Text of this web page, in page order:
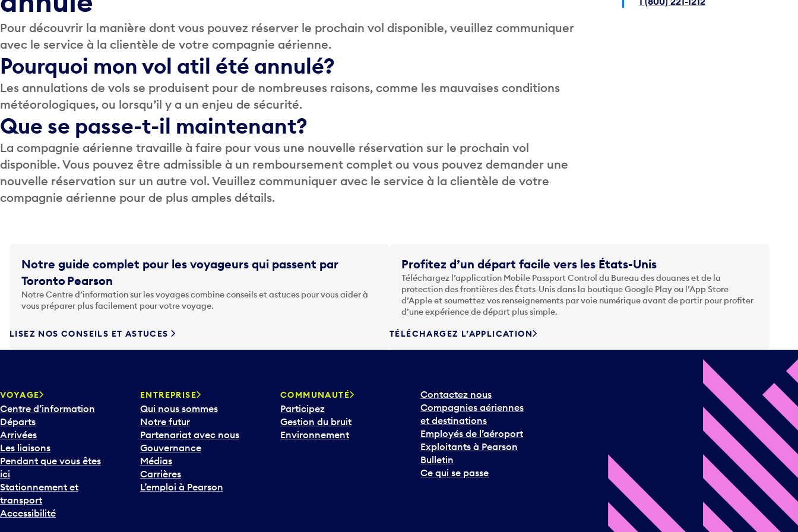
Pour découvrir la manière dont vous pouvez réserver le prochain vol disponible, veuillez communiquer
avec le service à la clientèle de votre compagnie aérienne.
Pourquoi mon vol a­t­il été annulé?
Les annulations de vols se produisent pour de nombreuses raisons, comme les mauvaises conditions
météorologiques, ou lorsqu’il y a un enjeu de sécurité.
Que se passe-t-il maintenant?
La compagnie aérienne travaille à faire pour vous une nouvelle réservation sur le prochain vol
disponible. Vous pouvez être admissible à un remboursement complet ou vous pouvez demander une
nouvelle réservation sur un autre vol. Veuillez communiquer avec le service à la clientèle de votre
compagnie aérienne pour de plus amples détails.
Notre guide complet pour les voyageurs qui passent par
Toronto Pearson
Notre Centre d’information sur les voyages combine conseils et astuces pour vous aider à
vous préparer plus facilement pour votre voyage.
LISEZ NOS CONSEILS ET ASTUCES
Profitez d’un départ facile vers les États-Unis
Téléchargez l’application Mobile Passport Control du Bureau des douanes et de la
protection des frontières des États-Unis dans la boutique Google Play ou l’App Store
d’Apple et soumettez vos renseignements par voie numérique avant de partir pour profiter
d’une expérience de départ plus simple.
TÉLÉCHARGEZ L’APPLICATION
VOYAGE
Centre d’information
Départs
Arrivées
Les liaisons
Pendant que vous êtes
ici
Stationnement et
transport
Accessibilité
ENTREPRISE
Qui nous sommes
Notre futur
Partenariat avec nous
Gouvernance
Médias
Carrières
L’emploi à Pearson
COMMUNAUTÉ
Participez
Gestion du bruit
Environnement
Contactez nous
Compagnies aériennes
et destinations
Employés de l’aéroport
Exploitants à Pearson
Bulletin
Ce qui se passe